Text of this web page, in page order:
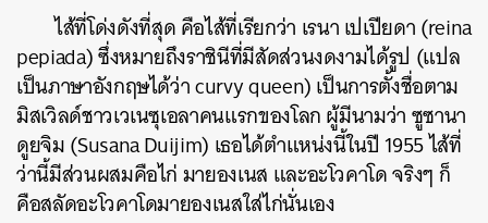
ไส้ที่โด่งดังที่สุด คือไส้ที่เรียกว่า เรนา เปเปียดา (reina
pepiada) ซึ่งหมายถึงราชินีที่มีสัดส่วนงดงามได้รูป (แปล
เป็นภาษาอังกฤษได้ว่า curvy queen) เป็นการตั้งชื่อตาม
มิสเวิลด์ชาวเวเนซุเอลาคนแรกของโลก ผู้มีนามว่า ซูซานา
ดูยจิม (Susana Duijim) เธอได้ตำแหน่งนี้ในปี 1955 ไส้ที่
ว่านี้มีส่วนผสมคือไก่ มายองเนส และอะโวคาโด จริงๆ ก็
คือสลัดอะโวคาโดมายองเนสใส่ไก่นั่นเอง